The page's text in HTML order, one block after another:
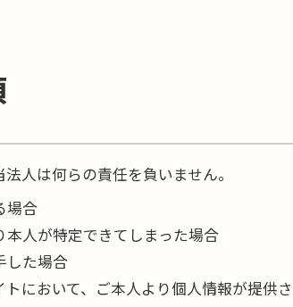
人は何らの責任を負いません。
場合
人が特定できてしまった場合
した場合
において、ご本人より個人情報が提供